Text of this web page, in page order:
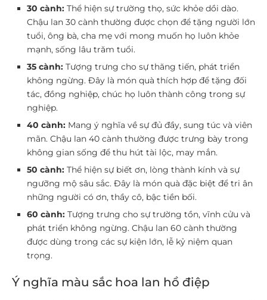
30 cành: Thể hiện sự trường thọ, sức khỏe dồi dào.
Chậu lan 30 cành thường được chọn để tặng người lớn
tuổi, ông bà, cha mẹ với mong muốn họ luôn khỏe
mạnh, sống lâu trăm tuổi.
35 cành: Tượng trưng cho sự thăng tiến, phát triển
không ngừng. Đây là món quà thích hợp để tặng đối
tác, đồng nghiệp, chúc họ luôn thành công trong sự
nghiệp.
40 cành: Mang ý nghĩa về sự đủ đầy, sung túc và viên
mãn. Chậu lan 40 cành thường được trưng bày trong
không gian sống để thu hút tài lộc, may mắn.
50 cành: Thể hiện sự biết ơn, lòng thành kính và sự
ngưỡng mộ sâu sắc. Đây là món quà đặc biệt để tri ân
những người có ơn, thầy cô, bậc tiền bối.
60 cành: Tượng trưng cho sự trường tồn, vĩnh cửu và
phát triển không ngừng. Chậu lan 60 cành thường
được dùng trong các sự kiện lớn, lễ kỷ niệm quan
trọng.
Ý nghĩa màu sắc hoa lan hồ điệp